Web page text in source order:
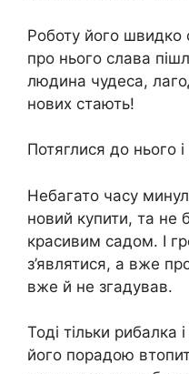
Роботу його швидко
про нього слава
людина чудеса,
нових стають!
Потяглися до нього
Небагато часу
новий купити, та не
красивим садом. І
з’являтися, а вже
вже й не згадував.
Тоді тільки рибалка
його порадою